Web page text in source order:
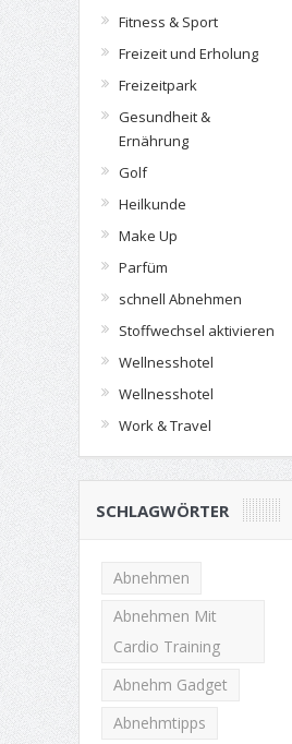
Fitness & Sport
Freizeit und Erholung
Freizeitpark
Gesundheit &
Ernährung
Golf
Heilkunde
Make Up
Parfüm
schnell Abnehmen
Stoffwechsel aktivieren
Wellnesshotel
Wellnesshotel
Work & Travel
SCHLAGWÖRTER
Abnehmen
Abnehmen Mit
Cardio Training
Abnehm Gadget
Abnehmtipps